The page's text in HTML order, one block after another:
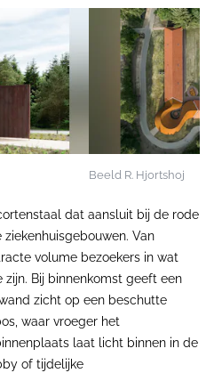
Beeld R. Hjortshoj
dat aansluit bij de rode
Van
volume bezoekers in wat
Bij binnenkomst geeft een
zicht op een beschutte
waar vroeger het
laat licht binnen in de
of tijdelijke